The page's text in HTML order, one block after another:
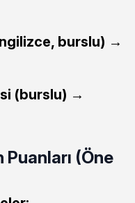
burslu) →
(burslu) →
(Öne